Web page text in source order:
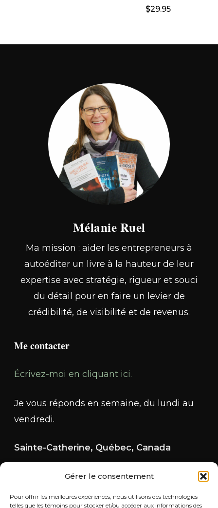
Gérer le consentement
Pour offrir les meilleures expériences, nous utilisons des technologies
telles que les témoins pour stocker et/ou accéder aux informations des
$29.95
Mélanie Ruel
Ma mission : aider les entrepreneurs à
autoéditer un livre à la hauteur de leur
expertise avec stratégie, rigueur et souci
du détail pour en faire un levier de
crédibilité, de visibilité et de revenus.
Me contacter
Écrivez-moi en cliquant ici.
Je vous réponds en semaine, du lundi au
vendredi.
Sainte-Catherine, Québec, Canada